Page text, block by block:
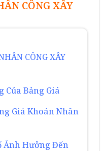
CÔNG XÂY
CÔNG XÂY
Của Bảng Giá
Giá Khoán Nhân
Ảnh Hưởng Đến